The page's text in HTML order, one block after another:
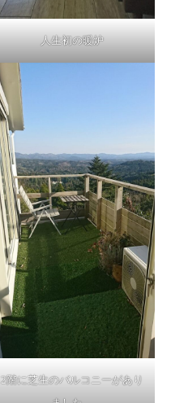
人生初の暖炉
2階に芝生のバルコニーがあり